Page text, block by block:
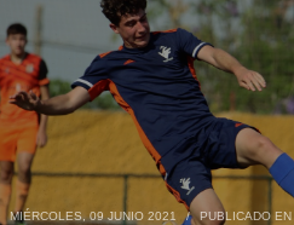
MIÉRCOLES, 09 JUNIO 2021 / PUBLICADO EN